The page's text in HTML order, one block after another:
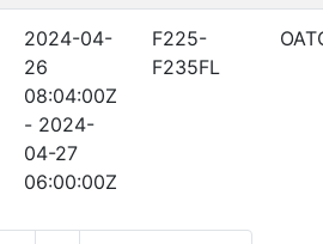
2024-04-
26
08:04:00Z
- 2024-
04-27
06:00:00Z
F225-
F235FL